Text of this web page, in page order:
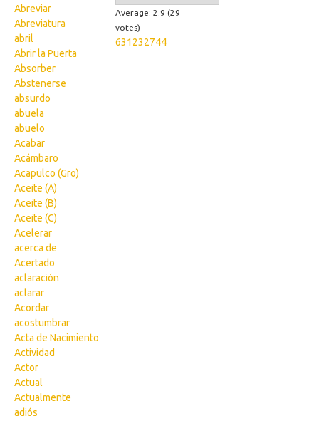
Abreviar
Abreviatura
abril
Abrir la Puerta
Absorber
Abstenerse
absurdo
abuela
abuelo
Acabar
Acámbaro
Acapulco (Gro)
Aceite (A)
Aceite (B)
Aceite (C)
Acelerar
acerca de
Acertado
aclaración
aclarar
Acordar
acostumbrar
Acta de Nacimiento
Actividad
Actor
Actual
Actualmente
adiós
Average: 2.9 (29
votes)
631232744